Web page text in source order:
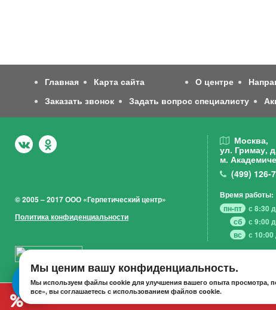
Главная Карта сайта О центре
Заказать звонок
Задать вопрос специалисту
© 2005 – 2017 ООО «Герпетический центр»
Политика конфиденциальности
Москва,
ул. Гримау,
м.
(499) 126-
Время работы:
пн-пт
с 8:30
сб
с 9:00
вс
с 10:00
Мы ценим вашу конфиденциальность.
Мы используем файлы cookie для улучшения вашего опыта просмотра,
все», вы соглашаетесь с использованием файлов cookie.